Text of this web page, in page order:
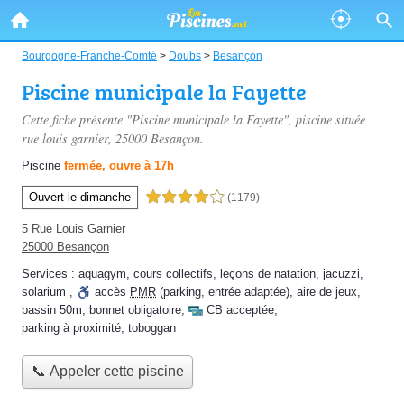
Bourgogne-Franche-Comté > Doubs > Besançon
Piscine municipale la Fayette
Cette fiche présente "Piscine municipale la Fayette", piscine située
rue louis garnier, 25000 Besançon.
Piscine fermée, ouvre à 17h
Ouvert le dimanche 4,0 étoiles sur 5 (1179)
5 Rue Louis Garnier
25000 Besançon
Services : aquagym, cours collectifs, leçons de natation, jacuzzi,
solarium , accès PMR (parking, entrée adaptée), aire de jeux,
bassin 50m, bonnet obligatoire, CB acceptée,
parking à proximité, toboggan
📞 Appeler cette piscine